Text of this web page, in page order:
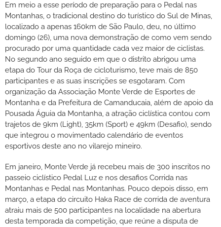
Em meio a esse período de preparação para o Pedal nas
Montanhas, o tradicional destino do turístico do Sul de Minas,
localizado a apenas 160km de São Paulo, deu, no último
domingo (26), uma nova demonstração de como vem sendo
procurado por uma quantidade cada vez maior de ciclistas.
No segundo ano seguido em que o distrito abrigou uma
etapa do Tour da Roça de cicloturismo, teve mais de 850
participantes e as suas inscrições se esgotaram. Com
organização da Associação Monte Verde de Esportes de
Montanha e da Prefeitura de Camanducaia, além de apoio da
Pousada Águia da Montanha, a atração ciclística contou com
trajetos de 9km (Light), 35km (Sport) e 49km (Desafio), sendo
que integrou o movimentado calendário de eventos
esportivos deste ano no vilarejo mineiro.
Em janeiro, Monte Verde já recebeu mais de 300 inscritos no
passeio ciclístico Pedal Luz e nos desafios Corrida nas
Montanhas e Pedal nas Montanhas. Pouco depois disso, em
março, a etapa do circuito Haka Race de corrida de aventura
atraiu mais de 500 participantes na localidade na abertura
desta temporada da competição, que reúne a disputa de